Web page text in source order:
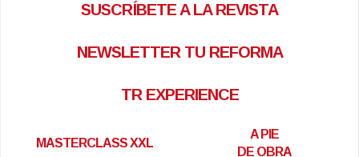
SUSCRÍBETE A LA REVISTA
NEWSLETTER TU REFORMA
TR EXPERIENCE
MASTERCLASS XXL
A PIE
DE OBRA